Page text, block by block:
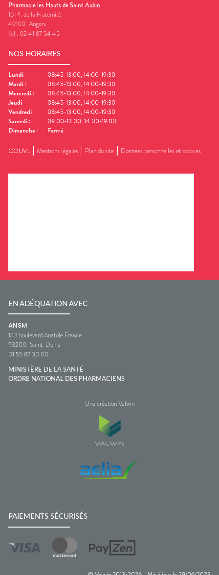
Pharmacie les Hauts de Saint Aubin
16 Pl. de la Fraternité
49100 Angers
Tel : 02 41 87 54 45
NOS HORAIRES
Lundi :
08:45-13:00, 14:00-19:30
Mardi :
08:45-13:00, 14:00-19:30
Mercredi :
08:45-13:00, 14:00-19:30
Jeudi :
08:45-13:00, 14:00-19:30
Vendredi :
08:45-13:00, 14:00-19:30
Samedi :
09:00-13:00, 14:00-19:00
Dimanche : Fermé
CGUVL Mentions légales Plan du site Données personnelles et cookies
EN ADÉQUATION AVEC
ANSM
143 boulevard Anatole France
93200 Saint-Denis
01 55 87 30 00
MINISTÈRE DE LA SANTÉ
ORDRE NATIONAL DES PHARMACIENS
Une création Valwin
PAIEMENTS SÉCURISÉS